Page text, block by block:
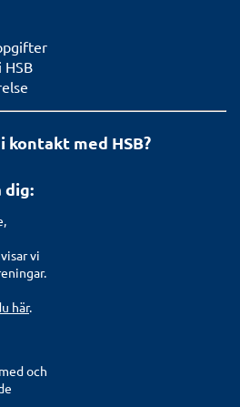
kontakt med HSB?
dig:
vi
här.
och